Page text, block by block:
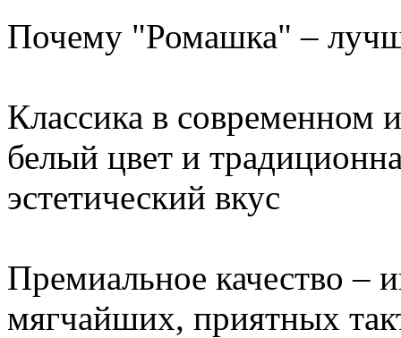
Почему "Ромашка" –
Классика в современном
белый цвет и
эстетический вкус
Премиальное качество –
мягчайших, приятных